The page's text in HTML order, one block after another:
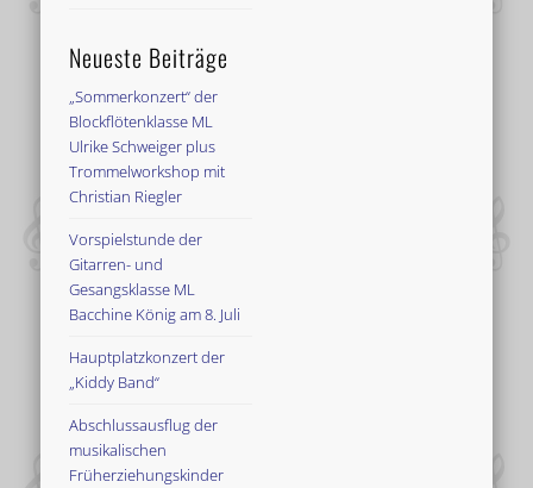
Neueste Beiträge
„Sommerkonzert“ der
Blockflötenklasse ML
Ulrike Schweiger plus
Trommelworkshop mit
Christian Riegler
Vorspielstunde der
Gitarren- und
Gesangsklasse ML
Bacchine König am 8. Juli
Hauptplatzkonzert der
„Kiddy Band“
Abschlussausflug der
musikalischen
Früherziehungskinder